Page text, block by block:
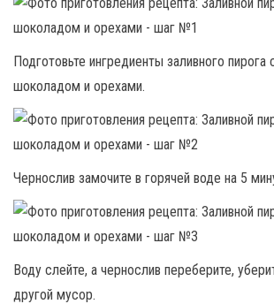
Подготовьте ингредиенты заливного пирога
шоколадом и орехами.
Чернослив замочите в горячей воде на 5
Воду слейте, а чернослив переберите,
другой мусор.